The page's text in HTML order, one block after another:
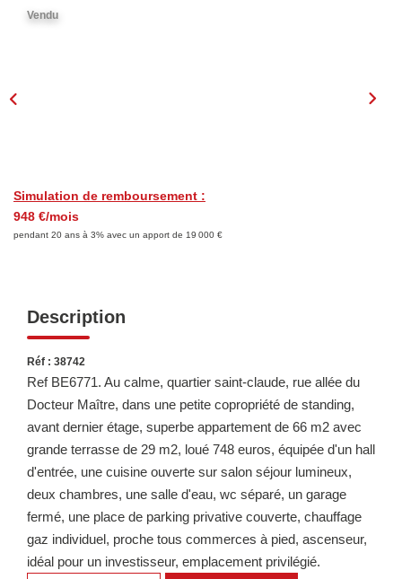
FAIRE GÉRER
Vendu
Simulation de remboursement :
948 €/mois
pendant 20 ans à 3% avec un apport de 19 000 €
Description
Réf : 38742
Ref BE6771. Au calme, quartier saint-claude, rue allée du
Docteur Maître, dans une petite copropriété de standing,
avant dernier étage, superbe appartement de 66 m2 avec
grande terrasse de 29 m2, loué 748 euros, équipée d'un hall
d'entrée, une cuisine ouverte sur salon séjour lumineux,
deux chambres, une salle d'eau, wc séparé, un garage
fermé, une place de parking privative couverte, chauffage
gaz individuel, proche tous commerces à pied, ascenseur,
idéal pour un investisseur, emplacement privilégié.